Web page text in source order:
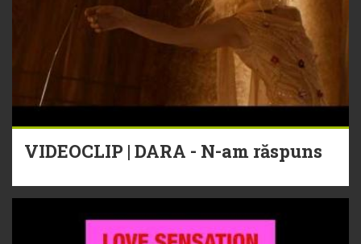
VIDEOCLIP | DARA - N-am răspuns